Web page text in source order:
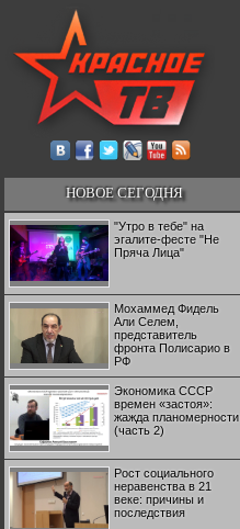
НОВОЕ СЕГОДНЯ
"Утро в тебе" на
эгалите-фесте "Не
Пряча Лица"
Мохаммед Фидель
Али Селем,
представитель
фронта Полисарио в
РФ
Экономика СССР
времен «застоя»:
жажда планомерности
(часть 2)
Рост социального
неравенства в 21
веке: причины и
последствия